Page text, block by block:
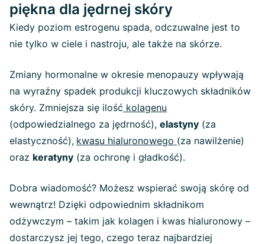
piękna dla jędrnej skóry
Kiedy poziom estrogenu spada, odczuwalne jest to
nie tylko w ciele i nastroju, ale także na skórze.
Zmiany hormonalne w okresie menopauzy wpływają
na wyraźny spadek produkcji kluczowych składników
skóry. Zmniejsza się ilość kolagenu
(odpowiedzialnego za jędrność), elastyny (za
elastyczność), kwasu hialuronowego (za nawilżenie)
oraz keratyny (za ochronę i gładkość).
Dobra wiadomość? Możesz wspierać swoją skórę od
wewnątrz! Dzięki odpowiednim składnikom
odżywczym – takim jak kolagen i kwas hialuronowy –
dostarczysz jej tego, czego teraz najbardziej